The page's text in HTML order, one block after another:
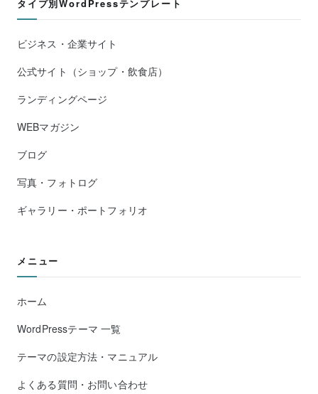
タイプ別WordPressテンプレート
ビジネス・企業サイト
公式サイト（ショップ・飲食店）
ランディングページ
WEBマガジン
ブログ
写真・フォトログ
ギャラリー・ポートフォリオ
メニュー
ホーム
WordPressテーマ 一覧
テーマの設定方法・マニュアル
よくある質問・お問い合わせ